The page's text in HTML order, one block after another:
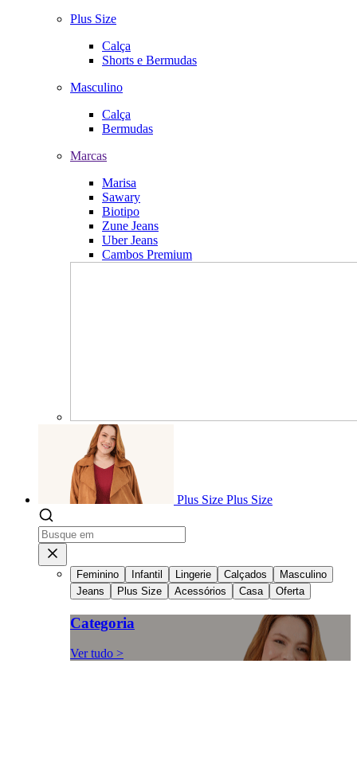
Plus Size
Calça
Shorts e Bermudas
Masculino
Calça
Bermudas
Marcas
Marisa
Sawary
Biotipo
Zune Jeans
Uber Jeans
Cambos Premium
Plus Size Plus Size
Feminino Infantil Lingerie Calçados
Masculino
Jeans
Plus Size Acessórios Casa Oferta
Categoria
Ver tudo >